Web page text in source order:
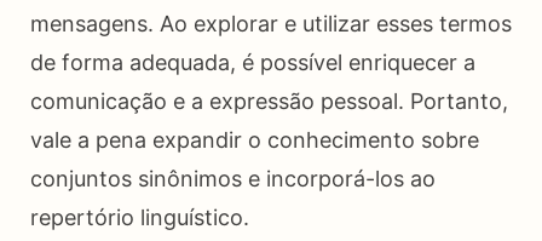
mensagens. Ao explorar e utilizar esses termos
de forma adequada, é possível enriquecer a
comunicação e a expressão pessoal. Portanto,
vale a pena expandir o conhecimento sobre
conjuntos sinônimos e incorporá-los ao
repertório linguístico.